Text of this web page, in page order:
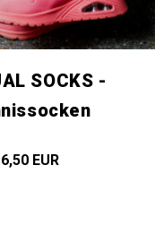
SOCKS -
6,50 EUR